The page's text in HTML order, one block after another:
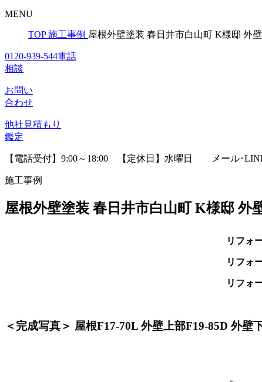
MENU
TOP 施工事例 屋根外壁塗装 春日井市白山町 K様邸 外
0120-939-544電話
相談
お問い
合わせ
他社見積もり
鑑定
【電話受付】9:00～18:00 【定休日】水曜日 メール･
施工事例
屋根外壁塗装 春日井市白山町 K様邸
リフォ
リフォ
リフォ
＜完成写真＞ 屋根F17-70L 外壁上部F19-85D 外壁